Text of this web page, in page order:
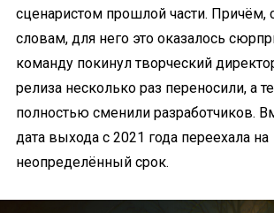
сценаристом прошлой части. Причём,
словам, для него это оказалось
команду покинул творческий
релиза несколько раз переносили, а
полностью сменили разработчиков.
дата выхода с 2021 года переехала на
неопределённый срок.